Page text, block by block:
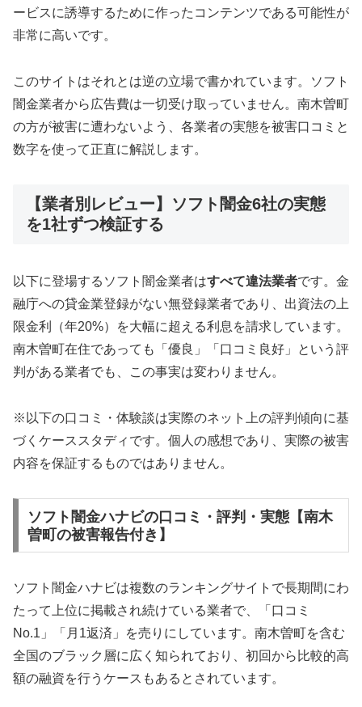
ービスに誘導するために作ったコンテンツである可能性が
非常に高いです。
このサイトはそれとは逆の立場で書かれています。ソフト
闇金業者から広告費は一切受け取っていません。南木曽町
の方が被害に遭わないよう、各業者の実態を被害口コミと
数字を使って正直に解説します。
【業者別レビュー】ソフト闇金6社の実態
を1社ずつ検証する
以下に登場するソフト闇金業者はすべて違法業者です。金
融庁への貸金業登録がない無登録業者であり、出資法の上
限金利（年20%）を大幅に超える利息を請求しています。
南木曽町在住であっても「優良」「口コミ良好」という評
判がある業者でも、この事実は変わりません。
※以下の口コミ・体験談は実際のネット上の評判傾向に基
づくケーススタディです。個人の感想であり、実際の被害
内容を保証するものではありません。
ソフト闇金ハナビの口コミ・評判・実態【南木
曽町の被害報告付き】
ソフト闇金ハナビは複数のランキングサイトで長期間にわ
たって上位に掲載され続けている業者で、「口コミ
No.1」「月1返済」を売りにしています。南木曽町を含む
全国のブラック層に広く知られており、初回から比較的高
額の融資を行うケースもあるとされています。